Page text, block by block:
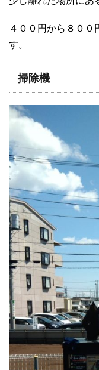
４００円から８００
す。
掃除機